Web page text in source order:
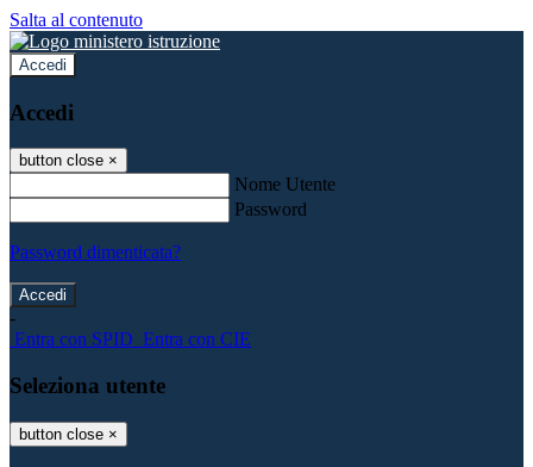
Salta al contenuto
Accedi
Accedi
button close ×
Nome Utente
Password
Password dimenticata?
-
Entra con SPID Entra con CIE
Seleziona utente
button close ×